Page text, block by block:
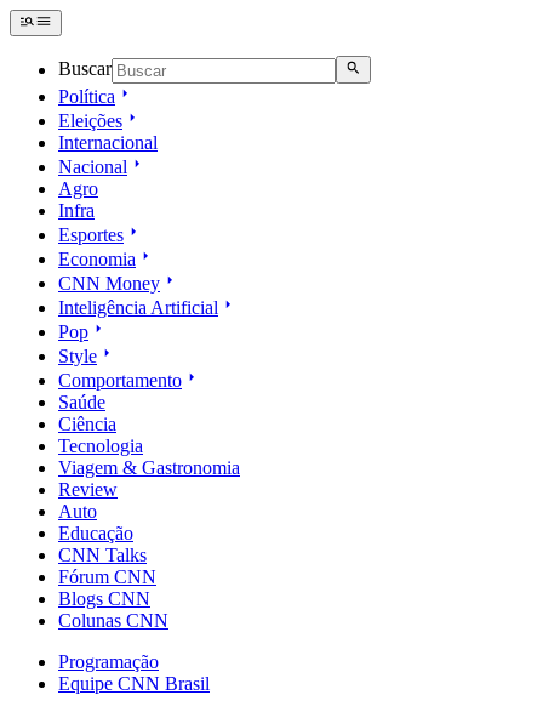
Buscar
Política
Eleições
Internacional
Nacional
Agro
Infra
Esportes
Economia
CNN Money
Inteligência Artificial
Pop
Style
Comportamento
Saúde
Ciência
Tecnologia
Viagem & Gastronomia
Review
Auto
Educação
CNN Talks
Fórum CNN
Blogs CNN
Colunas CNN
Programação
Equipe CNN Brasil